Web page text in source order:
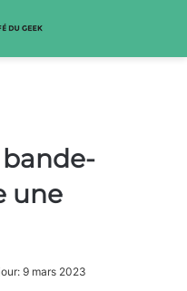
bande-
une
9 mars 2023